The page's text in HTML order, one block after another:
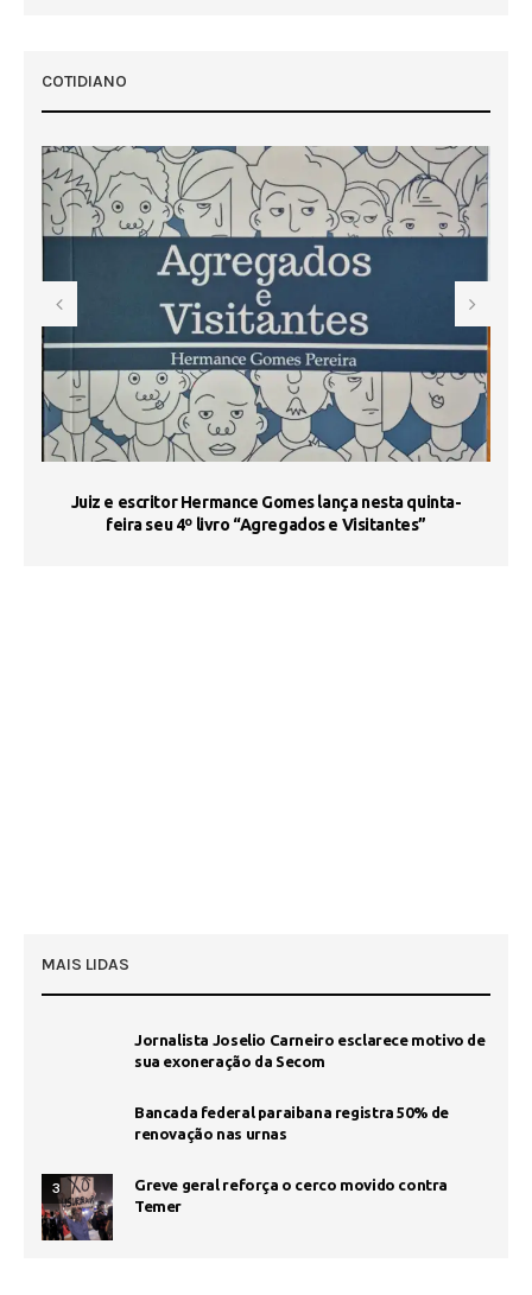
COTIDIANO
Juiz e escritor Hermance Gomes lança nesta quinta-
feira seu 4º livro “Agregados e Visitantes”
MAIS LIDAS
Jornalista Joselio Carneiro esclarece motivo de
sua exoneração da Secom
Bancada federal paraibana registra 50% de
renovação nas urnas
3
Greve geral reforça o cerco movido contra
Temer